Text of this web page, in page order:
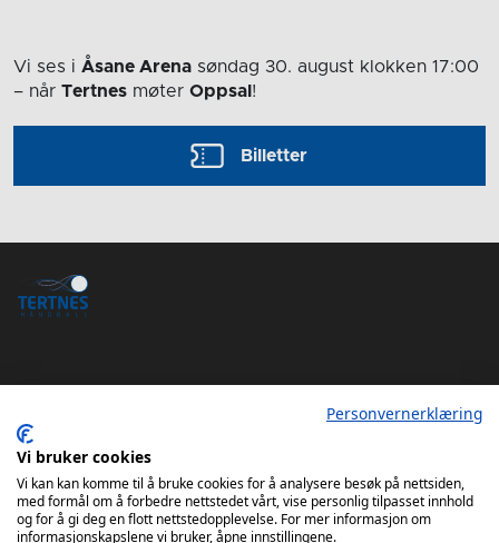
Vi ses i Åsane Arena søndag 30. august klokken 17:00
– når Tertnes møter Oppsal!
Billetter
Tertnes Håndball Elite Android App
Personvernerklæring
Vi bruker cookies
Vi kan kan komme til å bruke cookies for å analysere besøk på nettsiden,
med formål om å forbedre nettstedet vårt, vise personlig tilpasset innhold
og for å gi deg en flott nettstedopplevelse. For mer informasjon om
informasjonskapslene vi bruker, åpne innstillingene.